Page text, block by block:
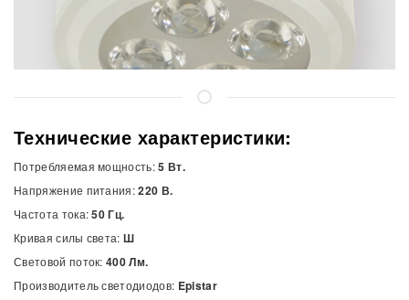
Технические характеристики:
Потребляемая мощность:5 Вт.
Напряжение питания:220 В.
Частота тока:50 Гц.
Кривая силы света:Ш
Световой поток:400 Лм.
Производитель светодиодов: Epistar